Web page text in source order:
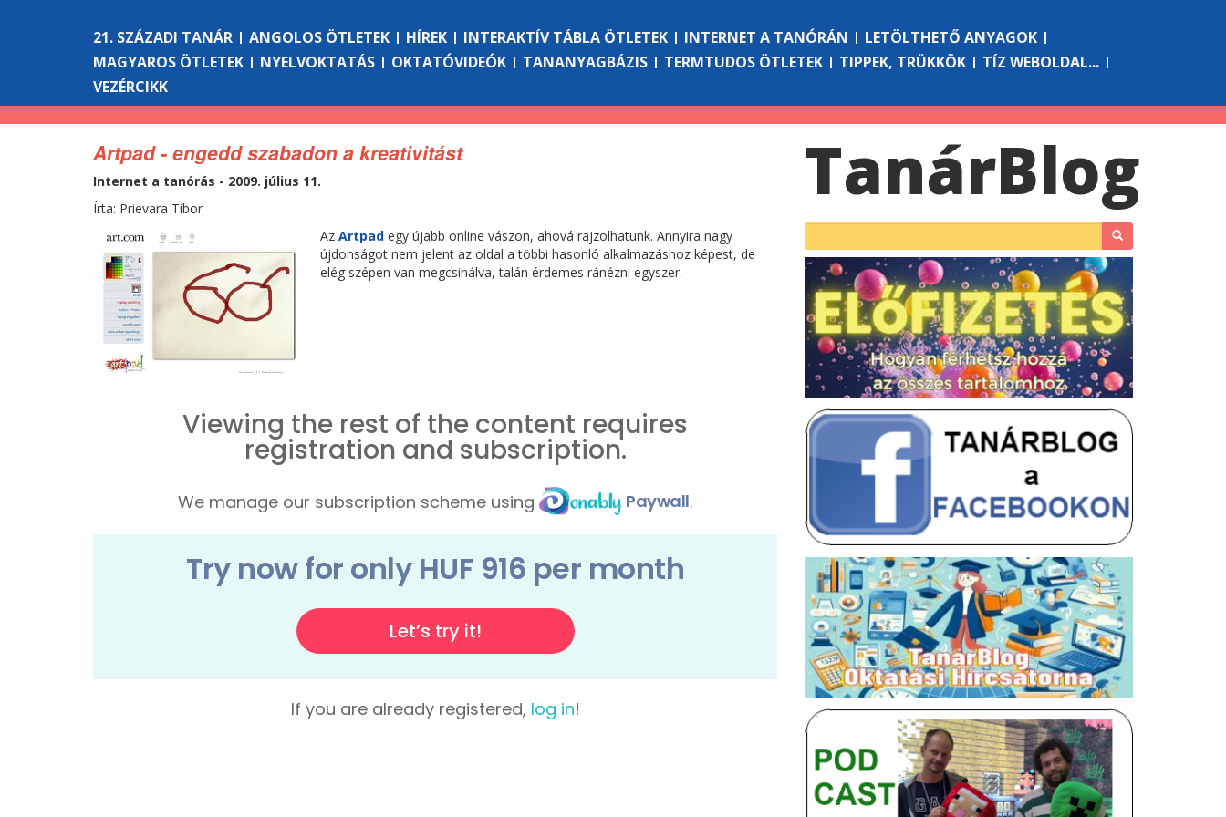
21. SZÁZADI TANÁR ANGOLOS ÖTLETEK HÍREK INTERAKTÍV TÁBLA ÖTLETEK INTERNET A TANÓRÁN
LETÖLTHETŐ ANYAGOK
MAGYAROS ÖTLETEK
NYELVOKTATÁS OKTATÓVIDEÓK TANANYAGBÁZIS TERMTUDOS ÖTLETEK TIPPEK, TRÜKKÖK
TÍZ WEBOLDAL...
VEZÉRCIKK
Artpad - engedd szabadon a kreativitást
Internet a tanórás - 2009. július 11.
Írta: Prievara Tibor
Az Artpad egy újabb online vászon, ahová rajzolhatunk. Annyira nagy
újdonságot nem jelent az oldal a többi hasonló alkalmazáshoz képest, de
elég szépen van megcsinálva, talán érdemes ránézni egyszer.
TanárBlog